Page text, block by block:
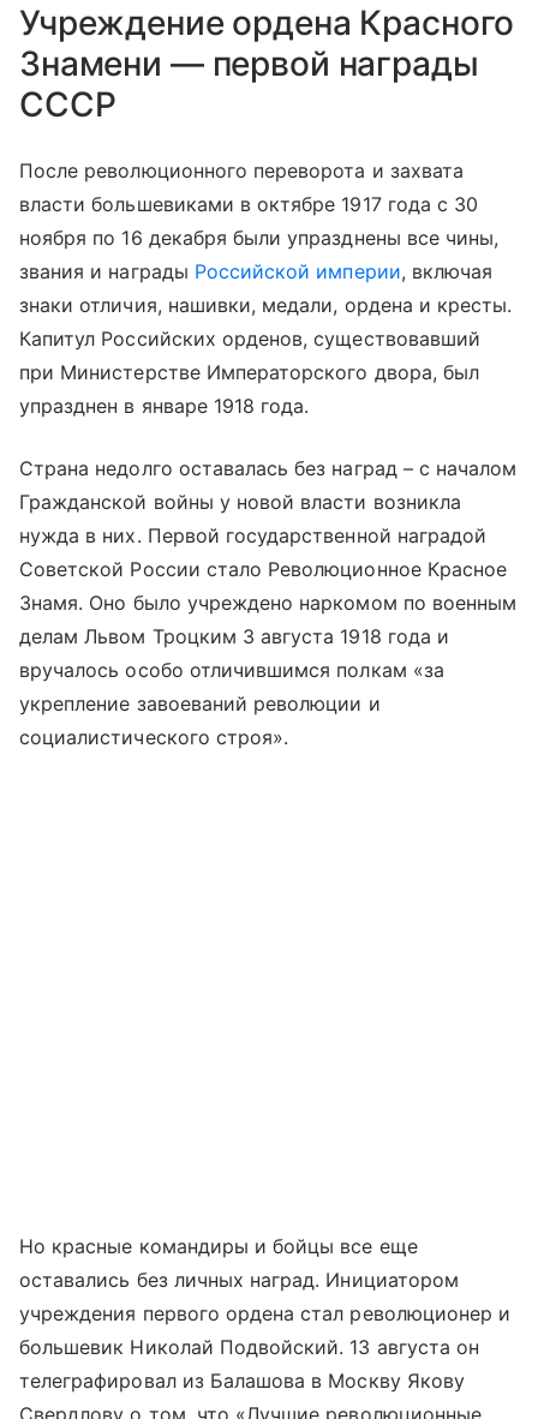
Учреждение ордена Красного
Знамени — первой награды
СССР
После революционного переворота и захвата
власти большевиками в октябре 1917 года с 30
ноября по 16 декабря были упразднены все чины,
звания и награды Российской империи, включая
знаки отличия, нашивки, медали, ордена и кресты.
Капитул Российских орденов, существовавший
при Министерстве Императорского двора, был
упразднен в январе 1918 года.
Страна недолго оставалась без наград – с началом
Гражданской войны у новой власти возникла
нужда в них. Первой государственной наградой
Советской России стало Революционное Красное
Знамя. Оно было учреждено наркомом по военным
делам Львом Троцким 3 августа 1918 года и
вручалось особо отличившимся полкам «за
укрепление завоеваний революции и
социалистического строя».
Но красные командиры и бойцы все еще
оставались без личных наград. Инициатором
учреждения первого ордена стал революционер и
большевик Николай Подвойский. 13 августа он
телеграфировал из Балашова в Москву Якову
Свердлову о том, что «Лучшие революционные